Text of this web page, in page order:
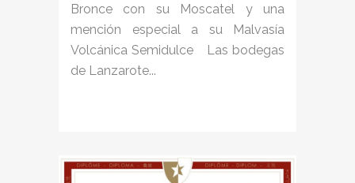
Bronce con su Moscatel y una
mención especial a su Malvasía
Volcánica Semidulce Las bodegas
de Lanzarote...